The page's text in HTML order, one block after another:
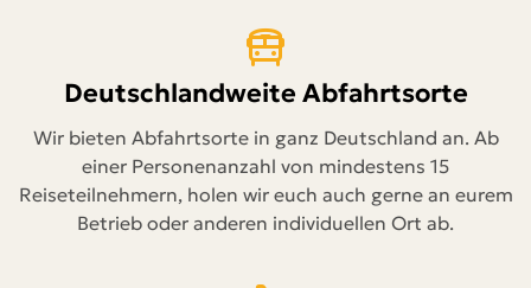
Deutschlandweite Abfahrtsorte
Wir bieten Abfahrtsorte in ganz Deutschland an. Ab
einer Personenanzahl von mindestens 15
Reiseteilnehmern, holen wir euch auch gerne an eurem
Betrieb oder anderen individuellen Ort ab.